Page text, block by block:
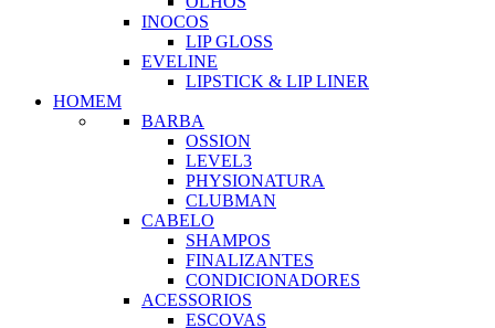
INOCOS
LIP GLOSS
EVELINE
LIPSTICK & LIP LINER
HOMEM
BARBA
OSSION
LEVEL3
PHYSIONATURA
CLUBMAN
CABELO
SHAMPOS
FINALIZANTES
CONDICIONADORES
ACESSORIOS
ESCOVAS